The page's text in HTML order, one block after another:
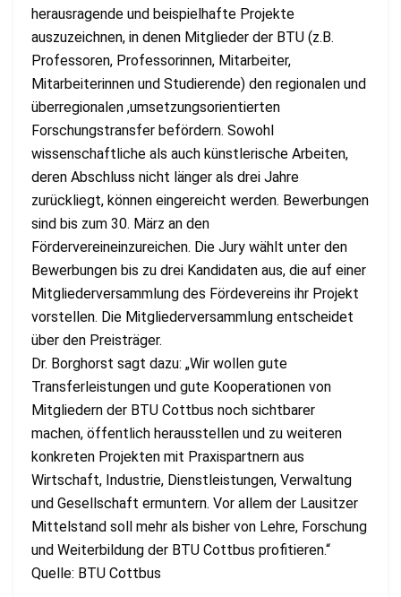
herausragende und beispielhafte Projekte
auszuzeichnen, in denen Mitglieder der BTU (z.B.
Professoren, Professorinnen, Mitarbeiter,
Mitarbeiterinnen und Studierende) den regionalen und
überregionalen ,umsetzungsorientierten
Forschungstransfer befördern. Sowohl
wissenschaftliche als auch künstlerische Arbeiten,
deren Abschluss nicht länger als drei Jahre
zurückliegt, können eingereicht werden. Bewerbungen
sind bis zum 30. März an den
Fördervereineinzureichen. Die Jury wählt unter den
Bewerbungen bis zu drei Kandidaten aus, die auf einer
Mitgliederversammlung des Fördevereins ihr Projekt
vorstellen. Die Mitgliederversammlung entscheidet
über den Preisträger.
Dr. Borghorst sagt dazu: „Wir wollen gute
Transferleistungen und gute Kooperationen von
Mitgliedern der BTU Cottbus noch sichtbarer
machen, öffentlich herausstellen und zu weiteren
konkreten Projekten mit Praxispartnern aus
Wirtschaft, Industrie, Dienstleistungen, Verwaltung
und Gesellschaft ermuntern. Vor allem der Lausitzer
Mittelstand soll mehr als bisher von Lehre, Forschung
und Weiterbildung der BTU Cottbus proﬁtieren.“
Quelle: BTU Cottbus